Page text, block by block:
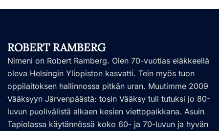
ROBERT RAMBERG
Nimeni on Robert Ramberg. Olen 70-vuotias eläkkeellä
oleva Helsingin Yliopiston kasvatti. Tein myös tuon
oppilaitoksen hallinnossa pitkän uran. Muutimme 2009
Vääksyyn Järvenpäästä: tosin Vääksy tuli tutuksi jo 80-
luvun puolivälistä alkaen kesien viettopaikkana. Asuin
Tapiolassa käytännössä koko 60- ja 70-luvun ja hyvän